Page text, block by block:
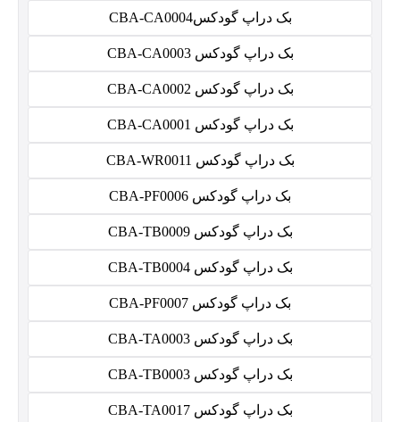
بک دراپ گودکسCBA-CA0004
بک دراپ گودکس CBA-CA0003
بک دراپ گودکس CBA-CA0002
بک دراپ گودکس CBA-CA0001
بک دراپ گودکس CBA-WR0011
بک دراپ گودکس CBA-PF0006
بک دراپ گودکس CBA-TB0009
بک دراپ گودکس CBA-TB0004
بک دراپ گودکس CBA-PF0007
بک دراپ گودکس CBA-TA0003
بک دراپ گودکس CBA-TB0003
بک دراپ گودکس CBA-TA0017